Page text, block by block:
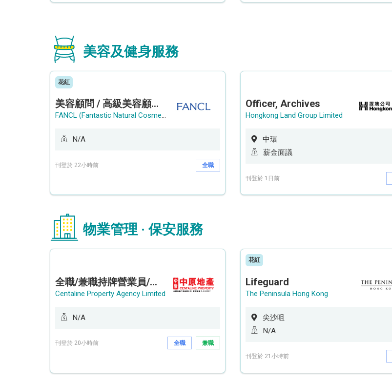
美容及健身服務
花紅
美容顧問 / 高級美容顧問 (Beauty Consultant / Senior Beauty Consultant)
FANCL (Fantastic Natural Cosmetics Limited)
N/A
刊登於 22小時前 全職
Officer, Archives
Hongkong Land Group Limited
中環
薪金面議
刊登於 1日前
物業管理 · 保安服務
全職/兼職持牌營業員/持牌地產代理 (長沙灣/將軍澳/油塘)
Centaline Property Agency Limited
N/A
刊登於 20小時前 全職 兼職
花紅
Lifeguard
The Peninsula Hong Kong
尖沙咀
N/A
刊登於 21小時前